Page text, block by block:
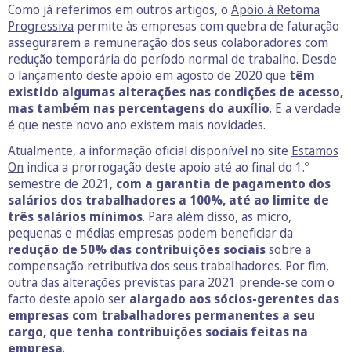
Como já referimos em outros artigos, o Apoio à Retoma
Progressiva permite às empresas com quebra de faturação
assegurarem a remuneração dos seus colaboradores com
redução temporária do período normal de trabalho. Desde
o lançamento deste apoio em agosto de 2020 que têm
existido algumas alterações nas condições de acesso,
mas também nas percentagens do auxílio. E a verdade
é que neste novo ano existem mais novidades.
Atualmente, a informação oficial disponível no site Estamos
On indica a prorrogação deste apoio até ao final do 1.º
semestre de 2021, com a garantia de pagamento dos
salários dos trabalhadores a 100%, até ao limite de
três salários mínimos. Para além disso, as micro,
pequenas e médias empresas podem beneficiar da
redução de 50% das contribuições sociaissobre a
compensação retributiva dos seus trabalhadores. Por fim,
outra das alterações previstas para 2021 prende-se com o
facto deste apoio ser alargado aos sócios-gerentes das
empresas com trabalhadores permanentes a seu
cargo, que tenha contribuições sociais feitas na
empresa.